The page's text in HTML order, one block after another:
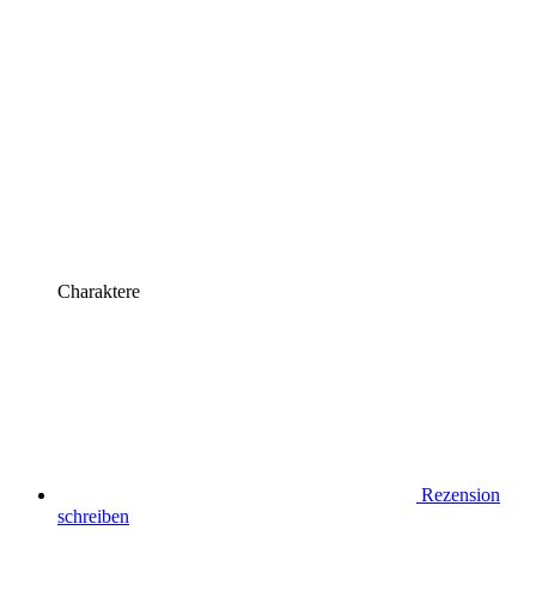
Charaktere
Rezension
schreiben